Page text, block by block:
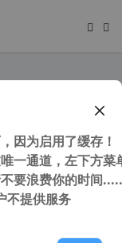
因为启用了缓存！
一通道，左下方菜
要浪费你的时间
不提供服务